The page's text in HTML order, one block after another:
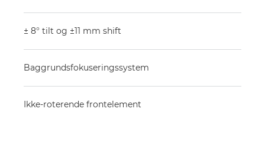
± 8° tilt og ±11 mm shift
Baggrundsfokuseringssystem
Ikke-roterende frontelement